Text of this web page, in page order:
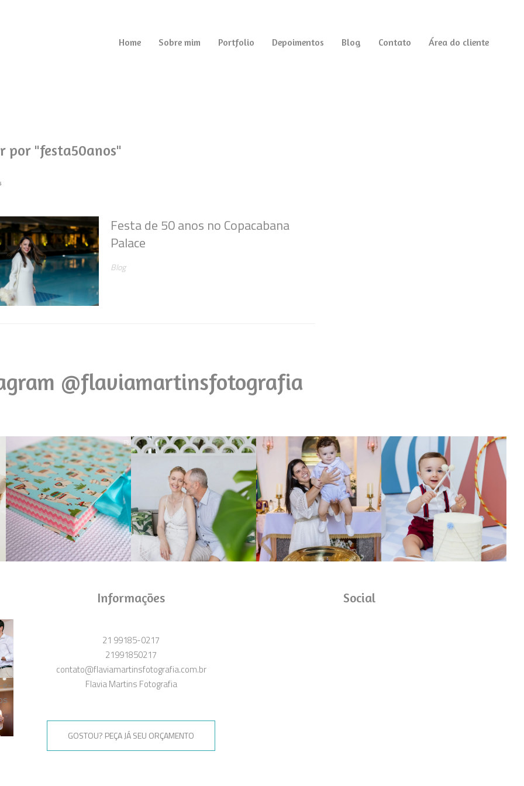
Home Sobre mim Portfolio Depoimentos Blog Contato Área do cliente
por "festa50anos"
Festa de 50 anos no Copacabana
Palace
Blog
@flaviamartinsfotografia
Informações
21 99185-0217
21991850217
contato@flaviamartinsfotografia.com.br
Flavia Martins Fotografia
GOSTOU? PEÇA JÁ SEU ORÇAMENTO
Social